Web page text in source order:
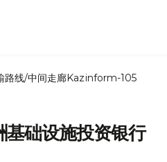
路线/中间走廊Kazinform-105
基础设施投资银行